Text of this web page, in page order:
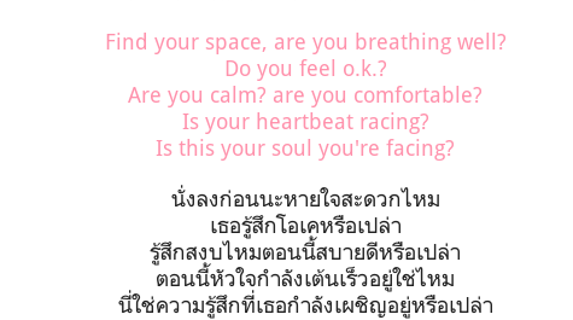
Find your space, are you breathing well?
Do you feel o.k.?
Are you calm? are you comfortable?
Is your heartbeat racing?
Is this your soul you're facing?
นั่งลงก่อนนะหายใจสะดวกไหม
เธอรู้สึกโอเคหรือเปล่า
รู้สึกสงบไหมตอนนี้สบายดีหรือเปล่า
ตอนนี้หัวใจกำลังเต้นเร็วอยู่ใช่ไหม
นี่ใช่ความรู้สึกที่เธอกำลังเผชิญอยู่หรือเปล่า